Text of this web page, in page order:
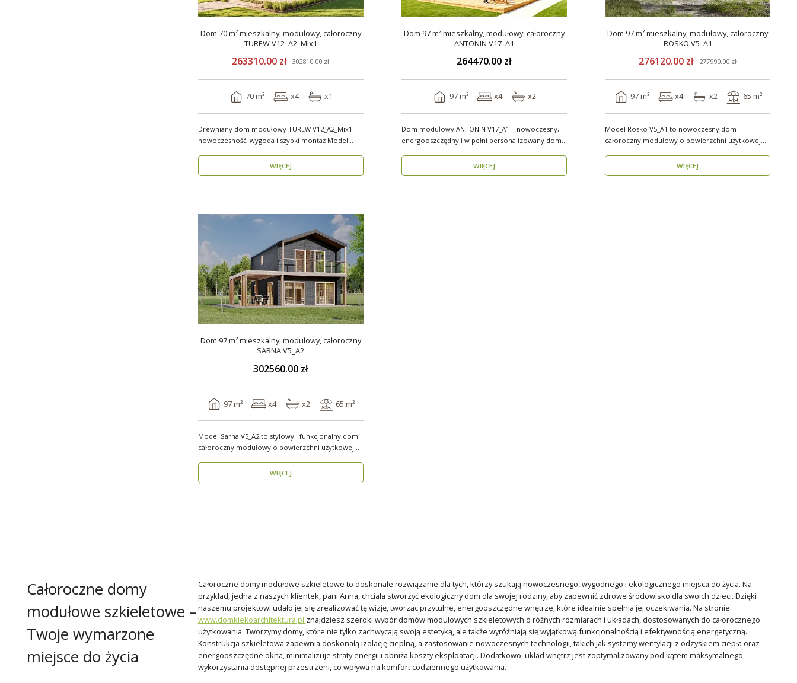
Dom 70 m² mieszkalny, modułowy, całoroczny
TUREW V12_A2_Mix1
263310.00 zł 302810.00 zł
70 m² x4 x1
Drewniany dom modułowy TUREW V12_A2_Mix1 –
nowoczesność, wygoda i szybki montaż Model
WIĘCEJ
Dom 97 m² mieszkalny, modułowy, całoroczny
ANTONIN V17_A1
264470.00 zł
97 m² x4 x2
Dom modułowy ANTONIN V17_A1 – nowoczesny,
energooszczędny i w pełni personalizowany dom
WIĘCEJ
Dom 97 m² mieszkalny, modułowy, całoroczny
ROSKO V5_A1
276120.00 zł 277990.00 zł
97 m² x4 x2 65 m²
Model Rosko V5_A1 to nowoczesny dom
całoroczny modułowy o powierzchni użytkowej
WIĘCEJ
Dom 97 m² mieszkalny, modułowy, całoroczny
SARNA V5_A2
302560.00 zł
97 m² x4 x2 65 m²
Model Sarna V5_A2 to stylowy i funkcjonalny dom
całoroczny modułowy o powierzchni użytkowej
WIĘCEJ
Całoroczne domy
modułowe szkieletowe –
Twoje wymarzone
miejsce do życia
Całoroczne domy modułowe szkieletowe to doskonałe rozwiązanie dla tych, którzy szukają nowoczesnego, wygodnego i ekologicznego miejsca do życia. Na
przykład, jedna z naszych klientek, pani Anna, chciała stworzyć ekologiczny dom dla swojej rodziny, aby zapewnić zdrowe środowisko dla swoich dzieci. Dzięki
naszemu projektowi udało jej się zrealizować tę wizję, tworząc przytulne, energooszczędne wnętrze, które idealnie spełnia jej oczekiwania. Na stronie
www.domkiekoarchitektura.pl znajdziesz szeroki wybór domów modułowych szkieletowych o różnych rozmiarach i układach, dostosowanych do całorocznego
użytkowania. Tworzymy domy, które nie tylko zachwycają swoją estetyką, ale także wyróżniają się wyjątkową funkcjonalnością i efektywnością energetyczną.
Konstrukcja szkieletowa zapewnia doskonałą izolację cieplną, a zastosowanie nowoczesnych technologii, takich jak systemy wentylacji z odzyskiem ciepła oraz
energooszczędne okna, minimalizuje straty energii i obniża koszty eksploatacji. Dodatkowo, układ wnętrz jest zoptymalizowany pod kątem maksymalnego
wykorzystania dostępnej przestrzeni, co wpływa na komfort codziennego użytkowania.